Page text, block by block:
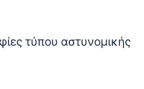
τύπου αστυνομικής